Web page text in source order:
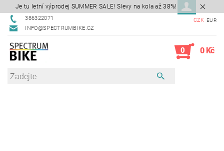
Je tu letní výprodej SUMMER SALE! Slevy na kola až 38%!
386322071
INFO@SPECTRUMBIKE.CZ
CZK EUR
0 0 Kč